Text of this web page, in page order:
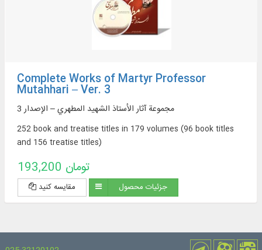
Complete Works of Martyr Professor
Mutahhari – Ver. 3
مجموعة آثار الأستاذ الشهيد المطهري – الإصدار 3
252 book and treatise titles in 179 volumes (96 book titles
and 156 treatise titles)
193,200 تومان
مقایسه کنید جزئیات محصول